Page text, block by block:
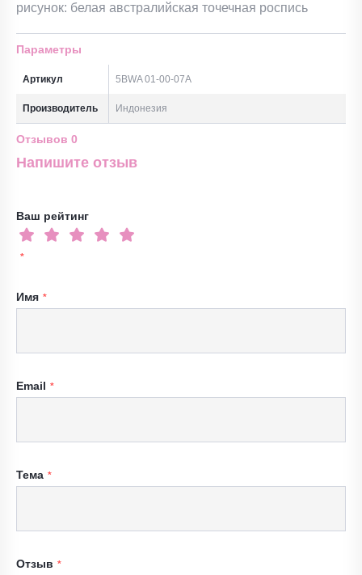
рисунок: белая австралийская точечная роспись
Параметры
Артикул 5BWA 01-00-07A
Производитель Индонезия
Отзывов 0
Напишите отзыв
Ваш рейтинг
Имя
Email
Тема
Отзыв